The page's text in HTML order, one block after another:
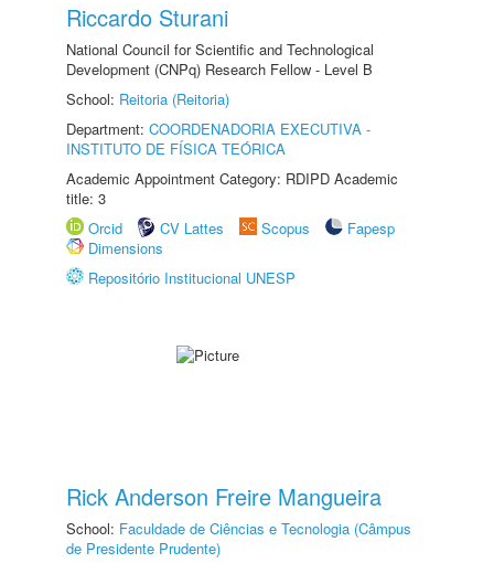
Riccardo Sturani
National Council for Scientific and Technological
Development (CNPq) Research Fellow - Level B
School: Reitoria (Reitoria)
Department: COORDENADORIA EXECUTIVA -
INSTITUTO DE FÍSICA TEÓRICA
Academic Appointment Category: RDIPD Academic
title: 3
Orcid
CV Lattes Scopus
Fapesp
Dimensions
Repositório Institucional UNESP
Rick Anderson Freire Mangueira
School: Faculdade de Ciências e Tecnologia (Câmpus
de Presidente Prudente)